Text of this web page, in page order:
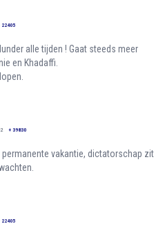
22405
alle tijden ! Gaat steeds meer
en Khadaffi.
+ 39830
permanente vakantie, dictatorschap zit
22405